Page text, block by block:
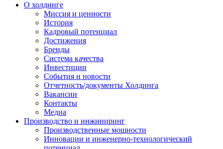
О холдинге
Миссия и ценности
История
Кадровый потенциал
Достижения
Бренды
Система качества
Инвестиции
События и новости
Отчетность/документы Холдинга
Вакансии
Контакты
Медиа
Производство и инжиниринг
Производственные мощности
Инновации и инженерно-технологический